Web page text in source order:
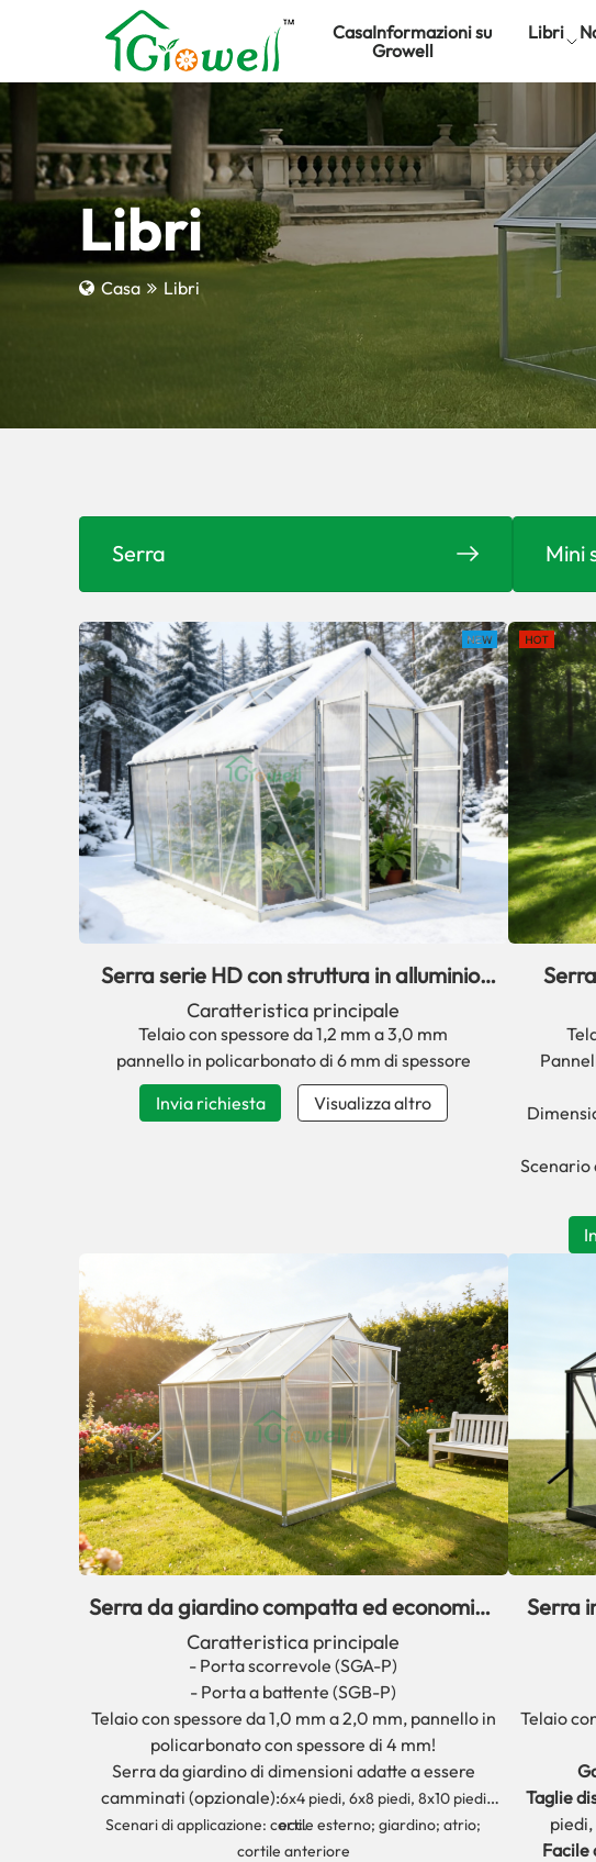
CasaInformazioni su
Growell
Libri
Libri
Casa Libri
Serra Mini
Serra serie HD con struttura in alluminio,
facile da assemblare.
Caratteristica principale
Telaio con spessore da 1,2 mm a 3,0 mm
pannello in policarbonato di 6 mm di spessore
Invia richiesta
Visualizza altro
Scenario
Serra da giardino compatta ed economica
serie SG PC
Caratteristica principale
- Porta scorrevole (SGA-P)
- Porta a battente (SGB-P)
Telaio con spessore da 1,0 mm a 2,0 mm, pannello in
policarbonato con spessore di 4 mm!
Serra da giardino di dimensioni adatte a essere
camminati (opzionale):6x4 piedi, 6x8 piedi, 8x10 piedi
ecc.
Scenari di applicazione: cortile esterno; giardino; atrio;
cortile anteriore
Serra
Telaio
Taglie
piedi,
Facile